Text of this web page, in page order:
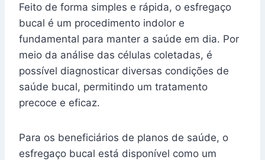
Feito de forma simples e rápida, o esfregaço
bucal é um procedimento indolor e
fundamental para manter a saúde em dia. Por
meio da análise das células coletadas, é
possível diagnosticar diversas condições de
saúde bucal, permitindo um tratamento
precoce e eficaz.
Para os beneficiários de planos de saúde, o
esfregaço bucal está disponível como um